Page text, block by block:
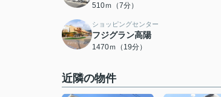
510ｍ（7分）
ショッピングセンター
フジグラン高陽
1470ｍ（19分）
近隣の物件